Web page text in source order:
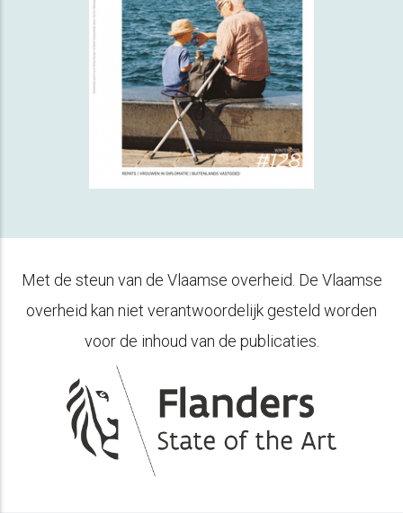
Met de steun van de Vlaamse overheid. De Vlaamse
overheid kan niet verantwoordelijk gesteld worden
voor de inhoud van de publicaties.